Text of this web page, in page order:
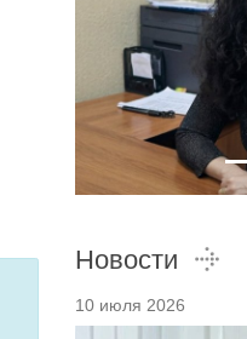
Новости
10 июля 2026